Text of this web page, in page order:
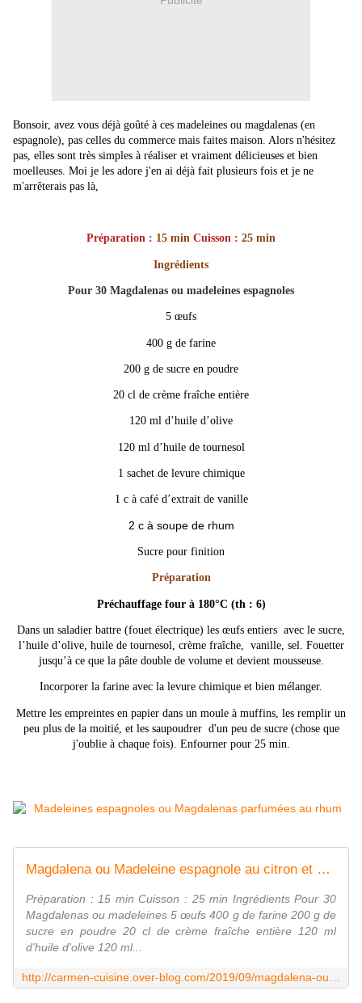
Bonsoir, avez vous déjà goûté à ces madeleines ou magdalenas (en
espagnole), pas celles du commerce mais faites maison. Alors n'hésitez
pas, elles sont très simples à réaliser et vraiment délicieuses et bien
moelleuses. Moi je les adore j'en ai déjà fait plusieurs fois et je ne
m'arrêterais pas là,
Préparation : 15 min Cuisson : 25 min
Ingrédients
Pour 30 Magdalenas ou madeleines espagnoles
5 œufs
400 g de farine
200 g de sucre en poudre
20 cl de crème fraîche entière
120 ml d’huile d’olive
120 ml d’huile de tournesol
1 sachet de levure chimique
1 c à café d’extrait de vanille
2 c à soupe de rhum
Sucre pour finition
Préparation
Préchauffage four à 180°C (th : 6)
Dans un saladier battre (fouet électrique) les œufs entiers avec le sucre,
l’huile d’olive, huile de tournesol, crème fraîche, vanille, sel. Fouetter
jusqu’à ce que la pâte double de volume et devient mousseuse.
Incorporer la farine avec la levure chimique et bien mélanger.
Mettre les empreintes en papier dans un moule à muffins, les remplir un
peu plus de la moitié, et les saupoudrer d'un peu de sucre (chose que
j'oublie à chaque fois). Enfourner pour 25 min.
Magdalena ou Madeleine espagnole au citron et vanille - Cuisine gourmande de Carmencita
Préparation : 15 min Cuisson : 25 min Ingrédients Pour 30
Magdalenas ou madeleines 5 œufs 400 g de farine 200 g de
sucre en poudre 20 cl de crème fraîche entière 120 ml
d'huile d'olive 120 ml...